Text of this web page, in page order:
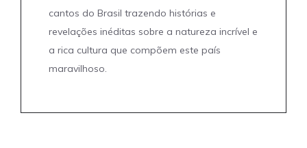
cantos do Brasil trazendo histórias e
revelações inéditas sobre a natureza incrível e
a rica cultura que compõem este país
maravilhoso.